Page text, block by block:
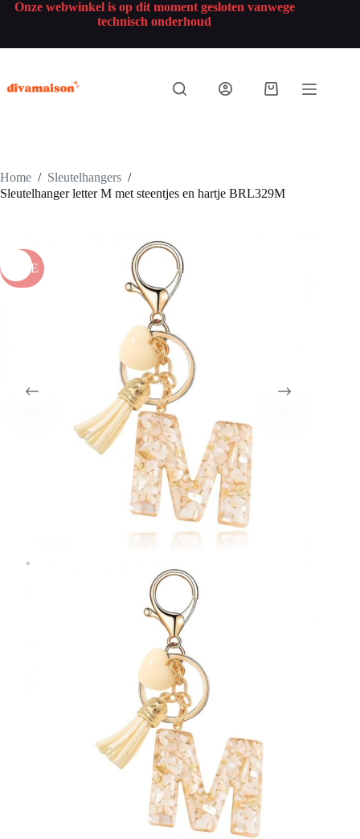
Onze webwinkel is op dit moment gesloten vanwege
technisch onderhoud
Home / Sleutelhangers /
Sleutelhanger letter M met steentjes en hartje BRL329M
SALE